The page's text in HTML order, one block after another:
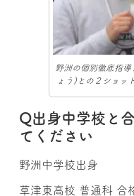
野洲の個別徹底指
ょう)との２ショ
Q出身中学校と
てください
野洲中学校出身
草津東高校 普通科 合